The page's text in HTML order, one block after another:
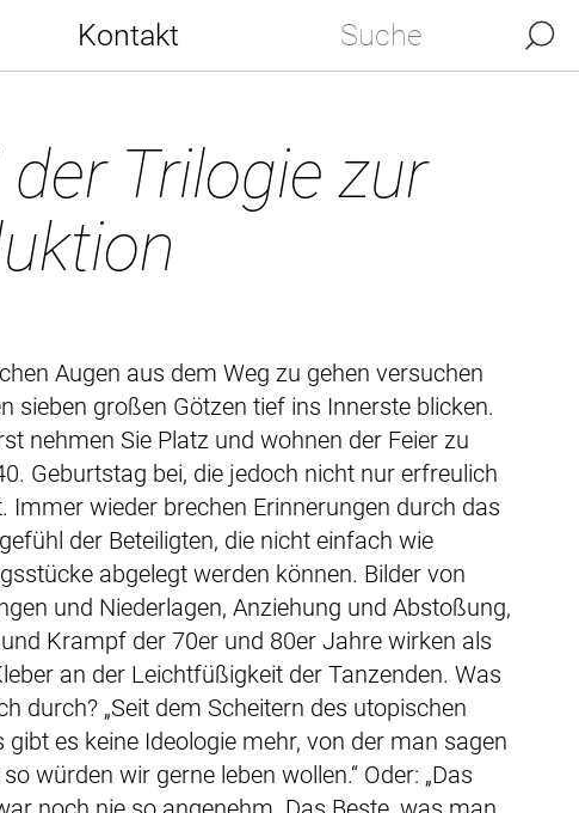
Kontakt
der Trilogie zur
Augen aus dem Weg zu gehen versuchen
sieben großen Götzen tief ins Innerste blicken.
nehmen Sie Platz und wohnen der Feier zu
Geburtstag bei, die jedoch nicht nur erfreulich
Immer wieder brechen Erinnerungen durch das
der Beteiligten, die nicht einfach wie
abgelegt werden können. Bilder von
und Niederlagen, Anziehung und Abstoßung,
Krampf der 70er und 80er Jahre wirken als
an der Leichtfüßigkeit der Tanzenden. Was
durch? „Seit dem Scheitern des utopischen
gibt es keine Ideologie mehr, von der man sagen
würden wir gerne leben wollen.“ Oder: „Das